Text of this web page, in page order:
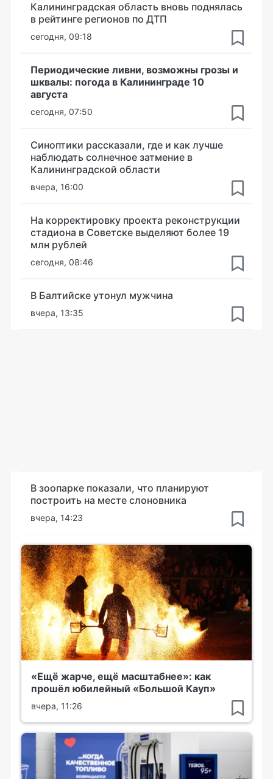
Калининградская область вновь поднялась
в рейтинге регионов по ДТП
сегодня, 09:18
Периодические ливни, возможны грозы и
шквалы: погода в Калининграде 10
августа
сегодня, 07:50
Синоптики рассказали, где и как лучше
наблюдать солнечное затмение в
Калининградской области
вчера, 16:00
На корректировку проекта реконструкции
стадиона в Советске выделяют более 19
млн рублей
сегодня, 08:46
В Балтийске утонул мужчина
вчера, 13:35
В зоопарке показали, что планируют
построить на месте слоновника
вчера, 14:23
«Ещё жарче, ещё масштабнее»: как
прошёл юбилейный «Большой Кауп»
вчера, 11:26